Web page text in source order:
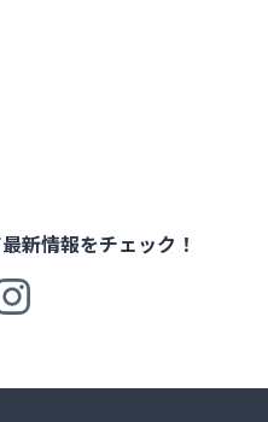
新情報をチェック！